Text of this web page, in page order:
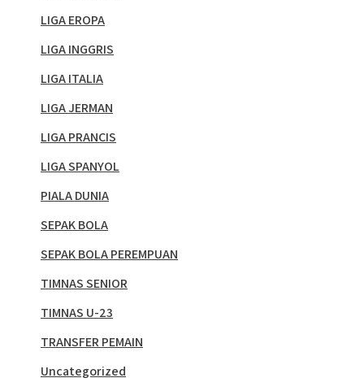
LIGA EROPA
LIGA INGGRIS
LIGA ITALIA
LIGA JERMAN
LIGA PRANCIS
LIGA SPANYOL
PIALA DUNIA
SEPAK BOLA
SEPAK BOLA PEREMPUAN
TIMNAS SENIOR
TIMNAS U-23
TRANSFER PEMAIN
Uncategorized